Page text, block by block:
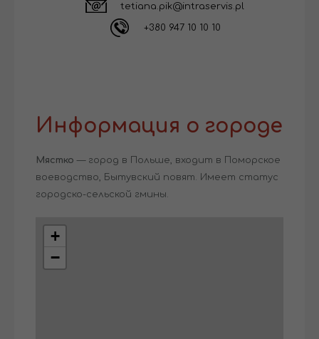
tetiana.pik@intraservis.pl
+380 947 10 10 10
Информация о городе
Мястко — город в Польше, входит в Поморское
воеводство, Бытувский повят. Имеет статус
городско-сельской гмины.
+
−